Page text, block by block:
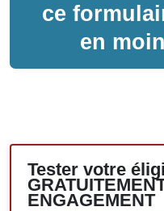
ce
en
Tester votre
ENGAGEMENT